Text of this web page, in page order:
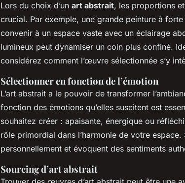
Lors du choix d’un art abstrait, les proportions
crucial. Par exemple, une grande peinture à
convenir à un espace vaste avec un éclairage
lumineux peut dynamiser un coin plus confiné.
considérez comment l’œuvre sélectionnée s’y
Sélectionner en fonction de l’émotion
L’art abstrait a le pouvoir de transformer
fonction des émotions qu’elles suscitent est
souhaitez créer : apaisante, énergique ou
rôle primordial dans l’harmonie de votre
personnellement et évoquent des sentiments
Sourcing d’art abstrait